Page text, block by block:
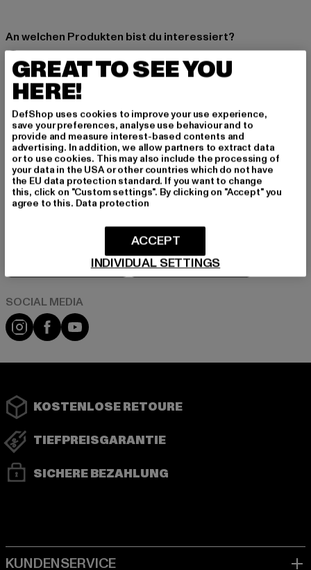
An welchen Produkten bist du interessiert?
MÄNNER
FRAUEN
E-MAIL
ANMELDEN
Informationen dazu, wie DefShop mit Deinen Daten umgeht, findest Du
in unserer Datenschutzerklärung. Du kannst Dich jederzeit kostenfei
abmelden.Datenschutzerklärung lesen.
Instagram
FacebookYouTube
KOSTENLOSE RETOURE
TIEFPREISGARANTIE
SICHERE BEZAHLUNG
GREAT TO SEE YOU
HERE!
DefShop uses cookies to improve your use experience,
save your preferences, analyse use behaviour and to
provide and measure interest-based contents and
advertising. In addition, we allow partners to extract data
or to use cookies. This may also include the processing of
your data in the USA or other countries which do not have
the EU data protection standard. If you want to change
this, click on "Custom settings". By clicking on "Accept" you
agree to this. Data protection
INDIVIDUAL SETTINGS
ACCEPT